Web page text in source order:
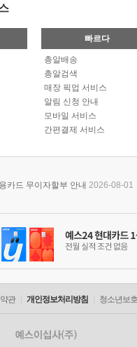
빠르다
총알배송
총알검색
매장 픽업 서비스
알림 신청 안내
모바일 서비스
간편결제 서비스
카드 무이자할부 안내 2026-08-01
관 개인정보처리방침 청소년보